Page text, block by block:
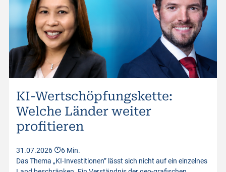
KI-Wertschöpfungskette:
Welche Länder weiter
profitieren
31.07.2026
6 Min.
Das Thema „KI-Investitionen” lässt sich nicht auf ein einzelnes